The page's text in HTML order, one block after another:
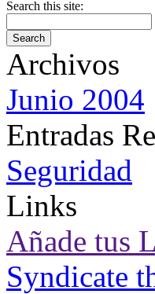
Search this site:
Archivos
Junio 2004
Entradas
Seguridad
Links
Añade tus
Syndicate